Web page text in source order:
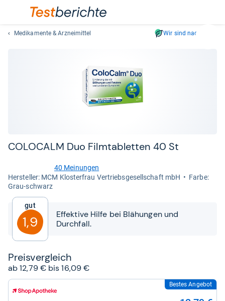
sich
Medikamente & Arzneimittel Wir sind nachhaltig
COLO­CALM Duo Film­ta­blet­ten 40 St
von
5
Sternen
40 Meinungen
Her­stel­ler: MCM Klosterfrau Vertriebsgesellschaft mbH
Farbe:
Grau-schwarz
Gut
1,9
Effektive Hilfe bei Blähungen und
Durchfall.
Preis­ver­gleich
ab 12,79 € bis 16,09 €
Shop:
Bestes Angebot